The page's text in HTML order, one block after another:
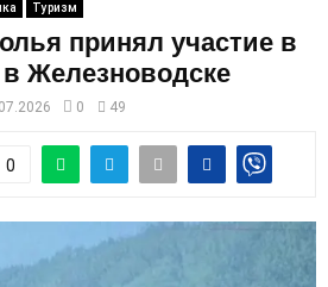
Туризм
принял участие в
Железноводске
0 49
0